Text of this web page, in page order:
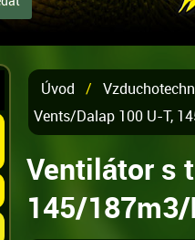
Úvod /
Vents/Dalap 100 U-T,
Ventilátor s
145/